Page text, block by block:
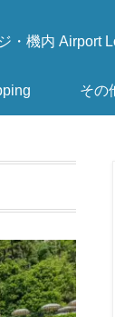
・機内 Airport
その